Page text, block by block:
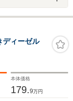
ディーゼル
本体価格
179.9万円